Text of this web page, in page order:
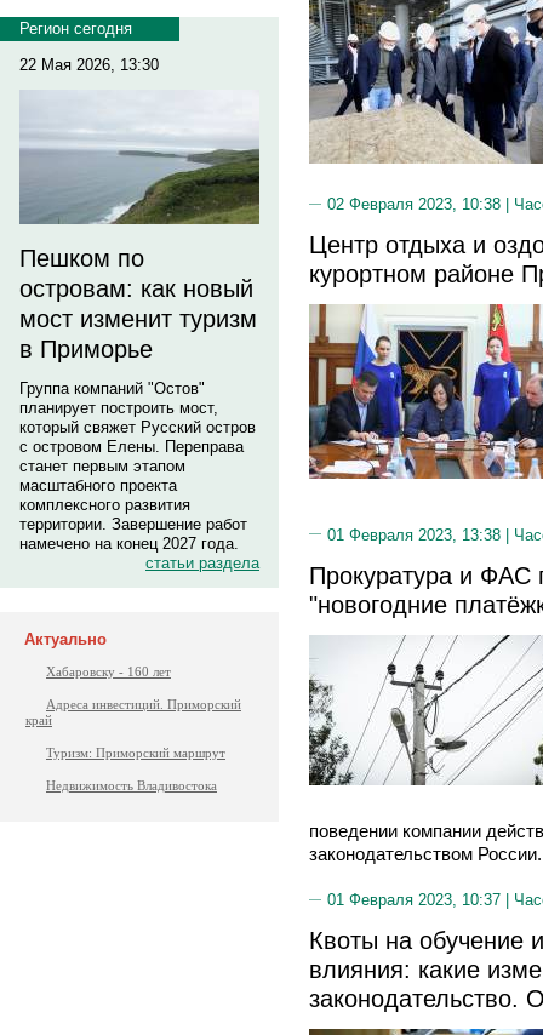
Регион сегодня
22 Мая 2026, 13:30
Пешком по
островам: как новый
мост изменит туризм
в Приморье
Группа компаний "Остов"
планирует построить мост,
который свяжет Русский остров
с островом Елены. Переправа
станет первым этапом
масштабного проекта
комплексного развития
территории. Завершение работ
намечено на конец 2027 года.
статьи раздела
Актуально
Хабаровску - 160 лет
Адреса инвестиций. Приморский
край
Туризм: Приморский маршрут
Недвижимость Владивостока
02 Февраля 2023, 10:38 |
Центр отдыха и
курортном районе
01 Февраля 2023, 13:38 |
Прокуратура и
"новогодние
поведении компании
законодательством России.
01 Февраля 2023, 10:37 |
Квоты на обучение
влияния: какие
законодательство.